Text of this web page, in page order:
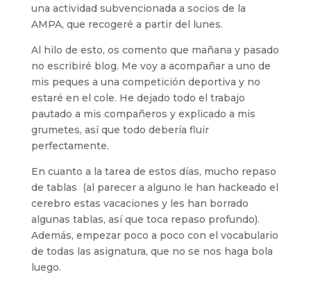
una actividad subvencionada a socios de la
AMPA, que recogeré a partir del lunes.
Al hilo de esto, os comento que mañana y pasado
no escribiré blog. Me voy a acompañar a uno de
mis peques a una competición deportiva y no
estaré en el cole. He dejado todo el trabajo
pautado a mis compañeros y explicado a mis
grumetes, así que todo debería fluir
perfectamente.
En cuanto a la tarea de estos días, mucho repaso
de tablas (al parecer a alguno le han hackeado el
cerebro estas vacaciones y les han borrado
algunas tablas, así que toca repaso profundo).
Además, empezar poco a poco con el vocabulario
de todas las asignatura, que no se nos haga bola
luego.